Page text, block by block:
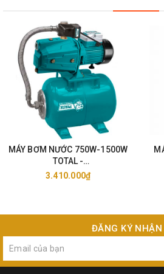
MÁY BƠM NƯỚC 750W-1500W
TOTAL -
TWP47506/11006/15006
3.410.000₫
ĐĂNG KÝ NHẬN